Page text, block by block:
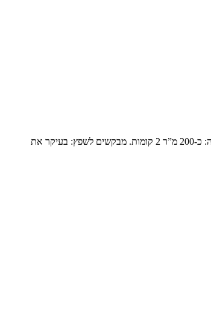
פנטהואז יוקרתי בנופים המשפחה: זוג שומרי מסורת עם ילד אחד בבית והשאר נשואים עם משפחות ומגיעים בסופי שבוע. הם עברו מבית גדול ביישוב באזור. שטח הדירה: כ-200 מ”ר 2 קומות. מבקשים לשפץ: בעיקר את